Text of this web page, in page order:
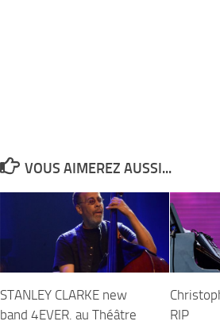
VOUS AIMEREZ AUSSI...
STANLEY CLARKE new
band 4EVER. au Théâtre
RIP